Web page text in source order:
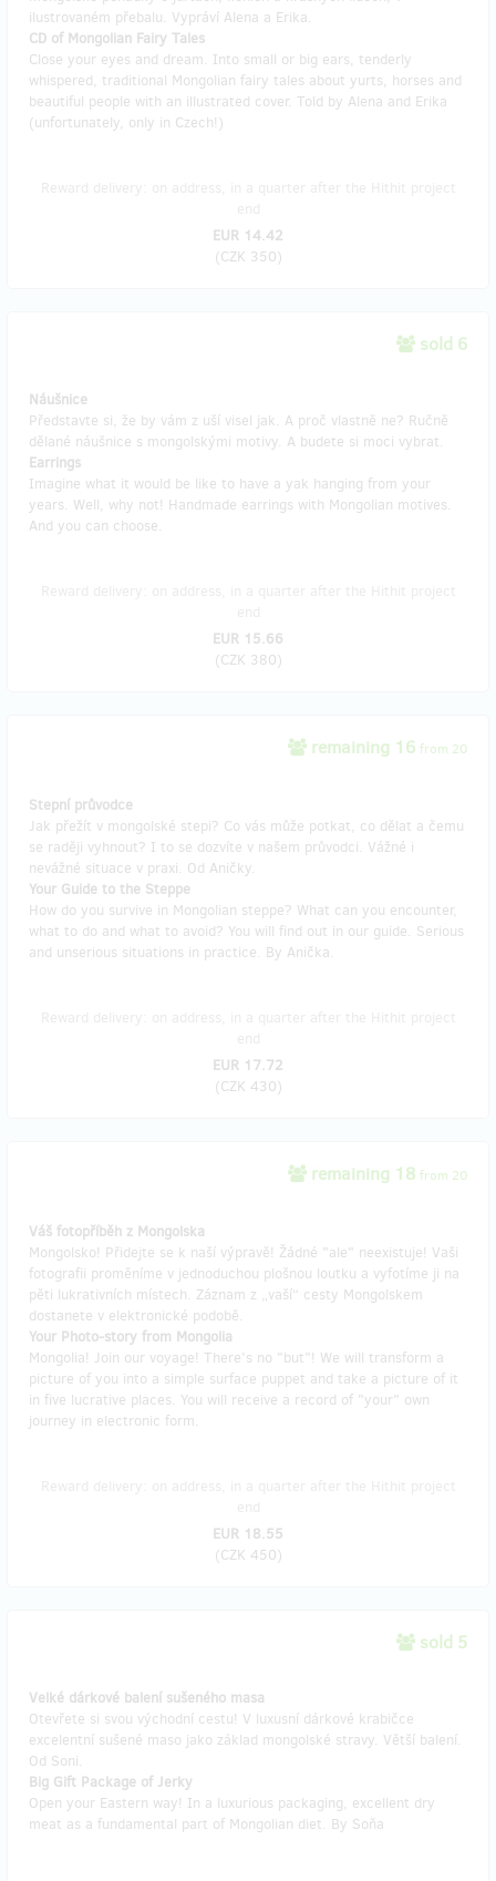
ilustrovaném přebalu. Vypráví Alena a Erika.
CD of Mongolian Fairy Tales
Close your eyes and dream. Into small or big ears, tenderly
whispered, traditional Mongolian fairy tales about yurts, horses and
beautiful people with an illustrated cover. Told by Alena and Erika
(unfortunately, only in Czech!)
EUR 14.42
(CZK 350)
sold 6
Náušnice
Představte si, že by vám z uší visel jak. A proč vlastně ne? Ručně
dělané náušnice s mongolskými motivy. A budete si moci vybrat.
Earrings
Imagine what it would be like to have a yak hanging from your
years. Well, why not! Handmade earrings with Mongolian motives.
And you can choose.
EUR 15.66
(CZK 380)
remaining 16 from 20
Stepní průvodce
Jak přežít v mongolské stepi? Co vás může potkat, co dělat a čemu
se raději vyhnout? I to se dozvíte v našem průvodci. Vážné i
nevážné situace v praxi. Od Aničky.
Your Guide to the Steppe
How do you survive in Mongolian steppe? What can you encounter,
what to do and what to avoid? You will find out in our guide. Serious
and unserious situations in practice. By Anička.
EUR 17.72
(CZK 430)
remaining 18 from 20
Váš fotopříběh z Mongolska
Mongolsko! Přidejte se k naší výpravě! Žádné "ale" neexistuje! Vaši
fotografii proměníme v jednoduchou plošnou loutku a vyfotíme ji na
pěti lukrativních místech. Záznam z „vaší“ cesty Mongolskem
dostanete v elektronické podobě.
Your Photo-story from Mongolia
Mongolia! Join our voyage! There's no "but"! We will transform a
picture of you into a simple surface puppet and take a picture of it
in five lucrative places. You will receive a record of "your" own
journey in electronic form.
EUR 18.55
(CZK 450)
sold 5
Velké dárkové balení sušeného masa
Otevřete si svou východní cestu! V luxusní dárkové krabičce
excelentní sušené maso jako základ mongolské stravy. Větší balení.
Od Soni.
Big Gift Package of Jerky
Open your Eastern way! In a luxurious packaging, excellent dry
meat as a fundamental part of Mongolian diet. By Soňa